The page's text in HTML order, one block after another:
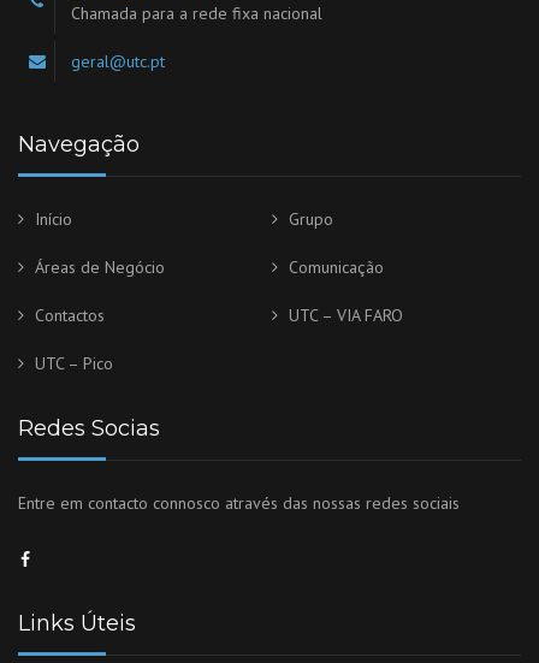
Chamada para a rede fixa nacional
geral@utc.pt
Navegação
Início Grupo
Áreas de Negócio Comunicação
Contactos UTC – VIA FARO
UTC – Pico
Redes Socias
Entre em contacto connosco através das nossas redes sociais
Links Úteis